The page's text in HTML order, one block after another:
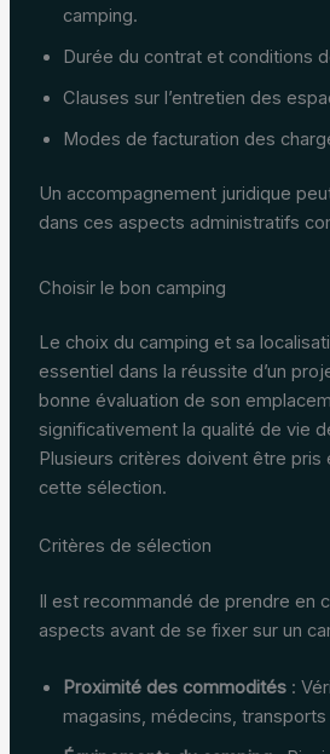
camping.
Durée du contrat et conditions
Clauses sur l’entretien des
Modes de facturation des
Un accompagnement juridique
dans ces aspects administratifs
Choisir le bon camping
Le choix du camping et sa
essentiel dans la réussite d’un
bonne évaluation de son
significativement la qualité de vie
Plusieurs critères doivent être pris
cette sélection.
Critères de sélection
Il est recommandé de prendre en
aspects avant de se fixer sur un
Proximité des commodités:
magasins, médecins,